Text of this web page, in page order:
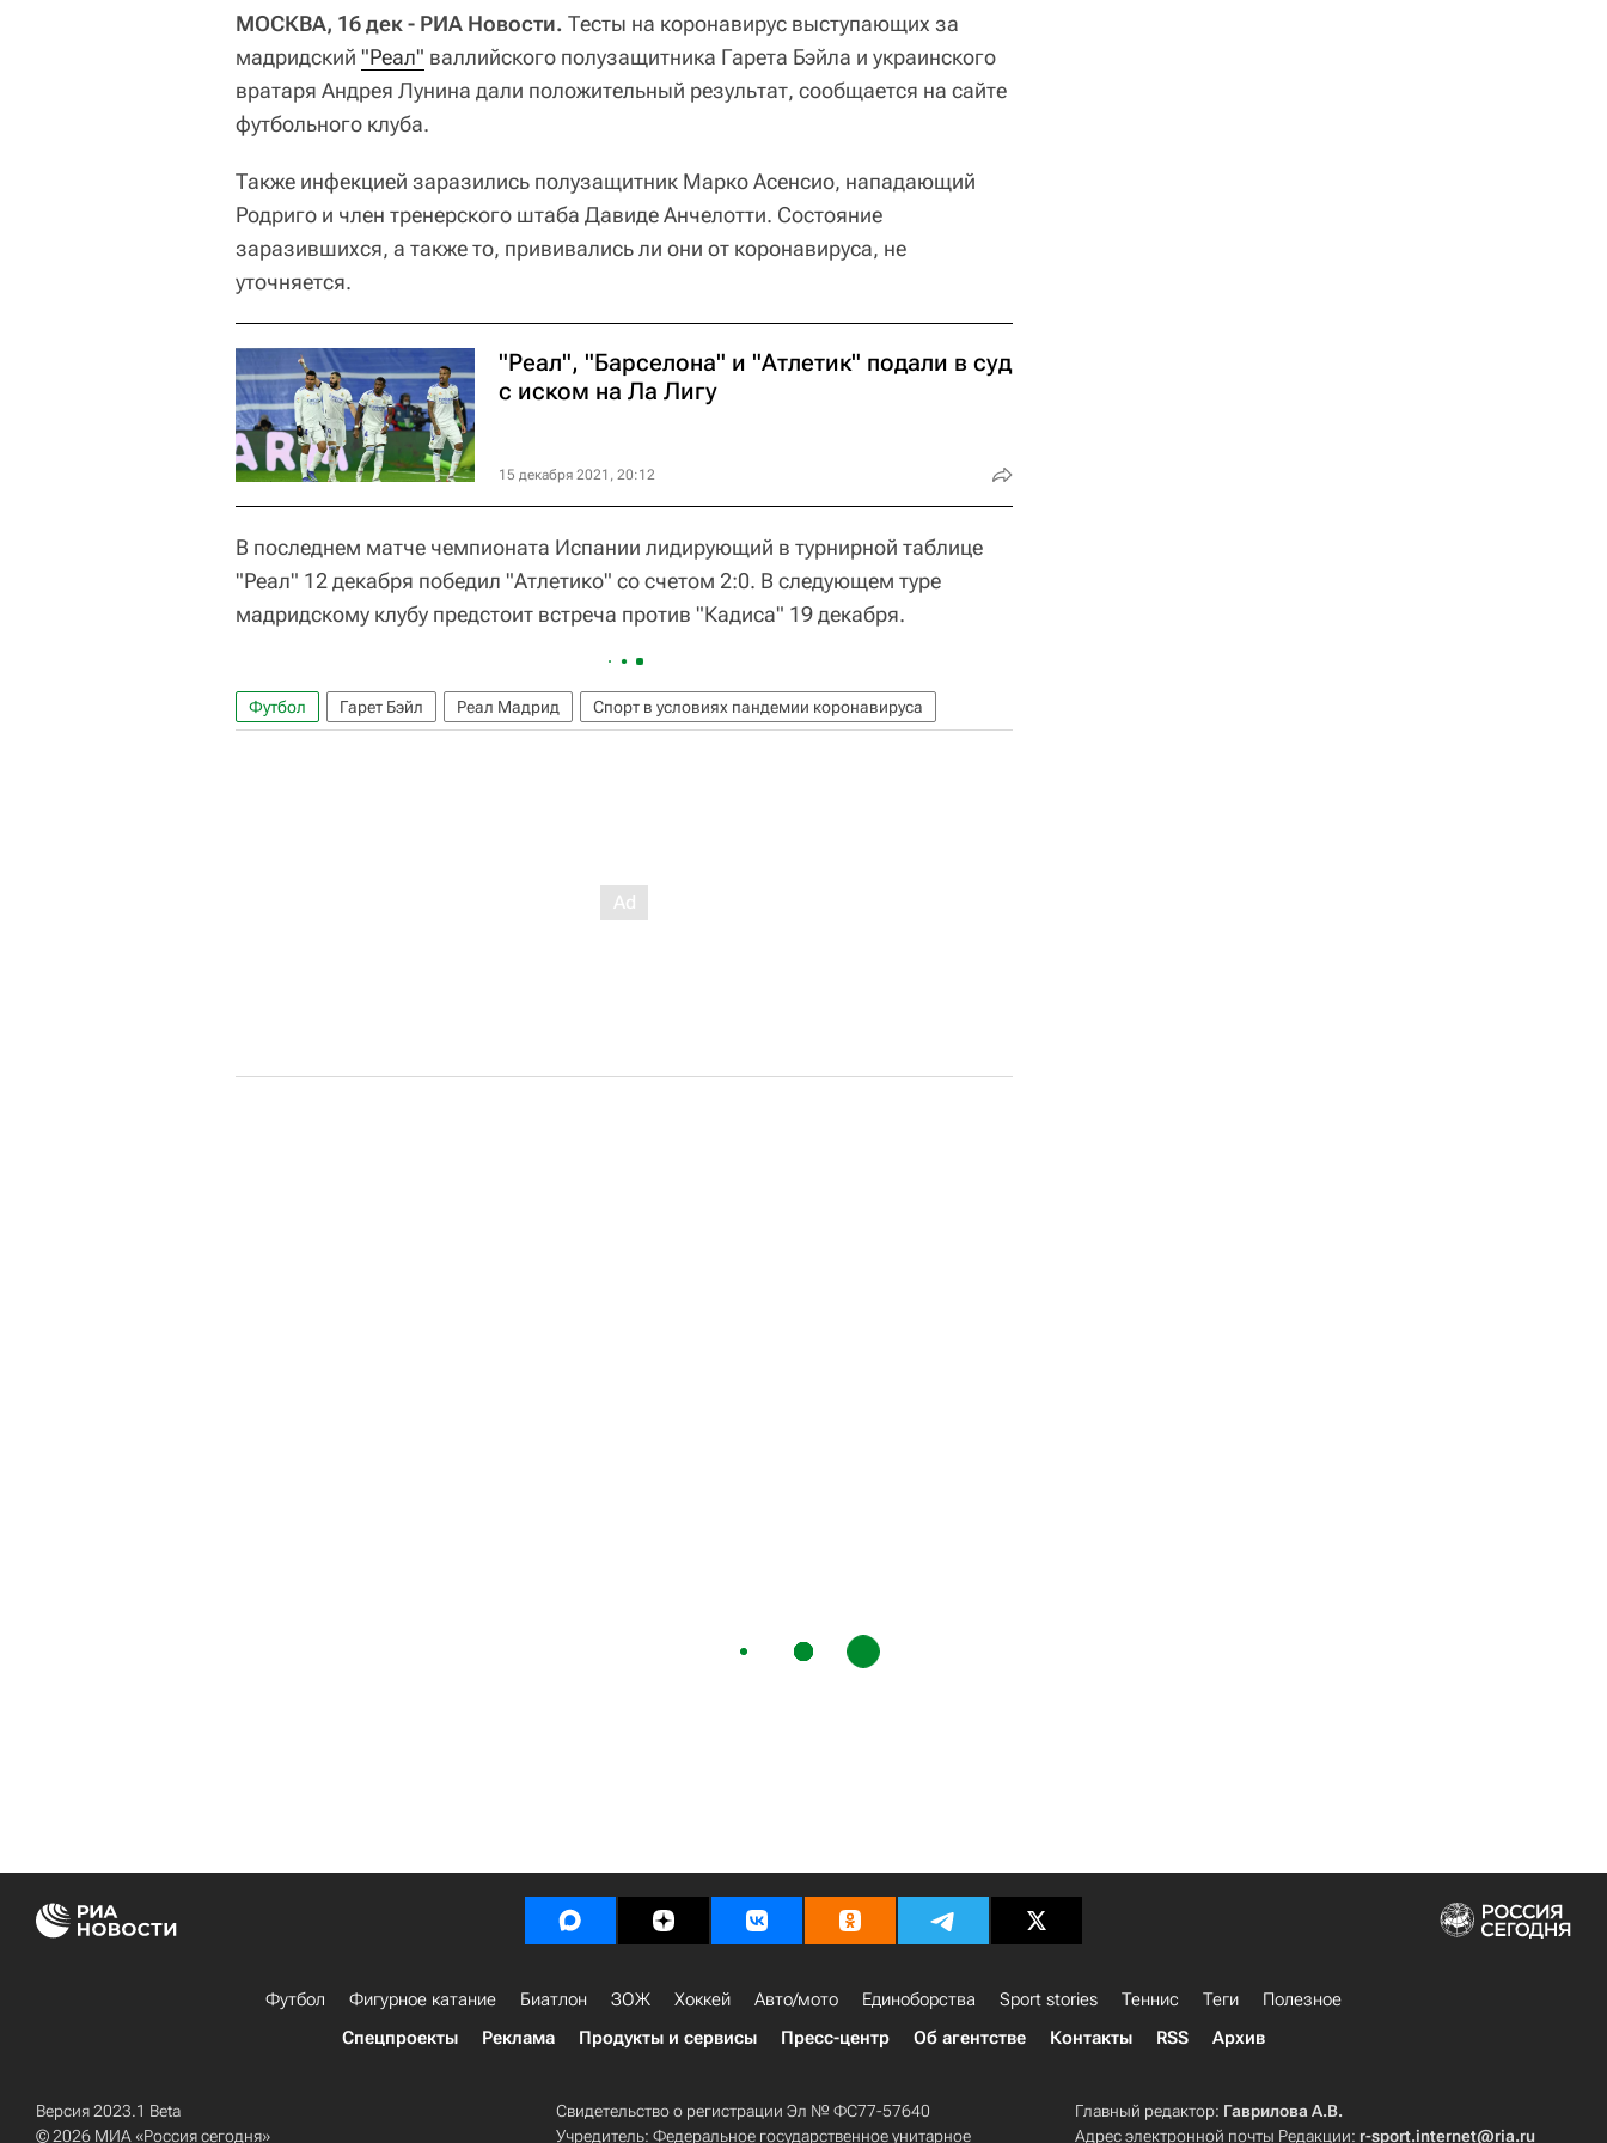
МОСКВА, 16 дек - РИА Новости. Тесты на коронавирус выступающих за
мадридский "Реал" валлийского полузащитника Гарета Бэйла и украинского
вратаря Андрея Лунина дали положительный результат, сообщается на сайте
футбольного клуба.
Также инфекцией заразились полузащитник Марко Асенсио, нападающий
Родриго и член тренерского штаба Давиде Анчелотти. Состояние
заразившихся, а также то, прививались ли они от коронавируса, не
уточняется.
"Реал", "Барселона" и "Атлетик" подали в суд
с иском на Ла Лигу
15 декабря 2021, 20:12
В последнем матче чемпионата Испании лидирующий в турнирной таблице
"Реал" 12 декабря победил "Атлетико" со счетом 2:0. В следующем туре
мадридскому клубу предстоит встреча против "Кадиса" 19 декабря.
Футбол Гарет Бэйл Реал Мадрид Спорт в условиях пандемии коронавируса
Футбол Фигурное катание Биатлон ЗОЖ Хоккей Авто/мото Единоборства Sport stories Теннис Теги
Полезное
Спецпроекты
Реклама Продукты и сервисы Пресс-центр Об агентстве Контакты RSS Архив
Версия 2023.1 Beta
© 2026 МИА «Россия сегодня»
Свидетельство о регистрации Эл № ФС77-57640
Учредитель: Федеральное государственное унитарное
Главный редактор: Гаврилова А.В.
Адрес электронной почты Редакции: r-sport.internet@ria.ru